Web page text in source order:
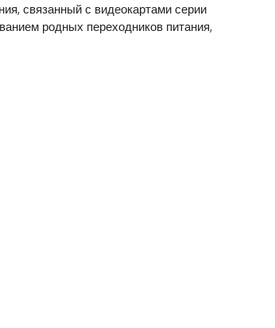
связанный с видеокартами серии
родных переходников питания,